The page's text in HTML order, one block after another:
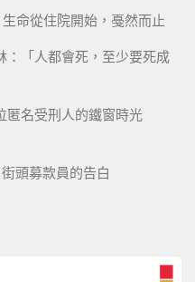
命從住院開始，戞然而止
：「人都會死，至少要死成
匿名受刑人的鐵窗時光
頭募款員的告白